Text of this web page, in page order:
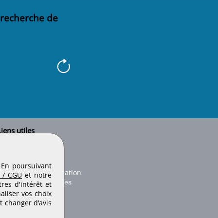
de
utiles
Conseils d'utilisation
de publication
des cookies
poursuivant
/ CGU et notre
d'intérêt et
vos choix
changer d'avis